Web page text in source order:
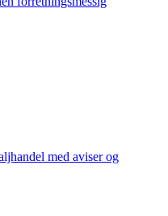
med aviser og